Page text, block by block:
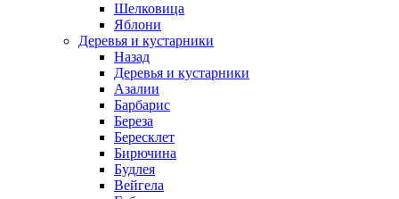
Шелковица
Яблони
Деревья и кустарники
Назад
Деревья и кустарники
Азалии
Барбарис
Береза
Бересклет
Бирючина
Будлея
Вейгела